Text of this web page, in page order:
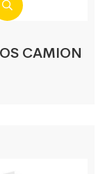
CAMION